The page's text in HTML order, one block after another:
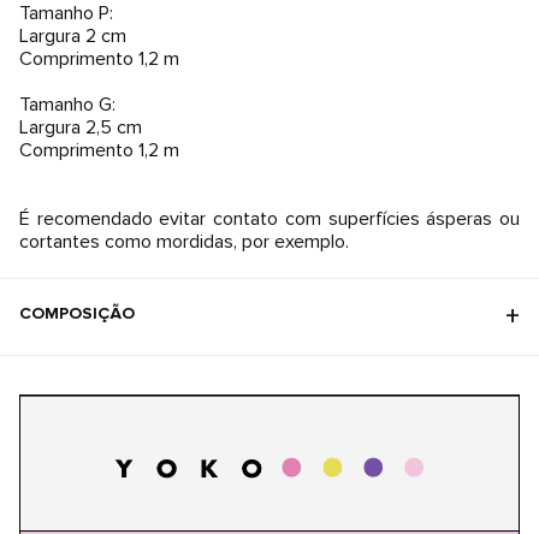
Tamanho P:
Largura 2 cm
Comprimento 1,2 m
Tamanho G:
Largura 2,5 cm
Comprimento 1,2 m
É recomendado evitar contato com superfícies ásperas ou
cortantes como mordidas, por exemplo.
COMPOSIÇÃO